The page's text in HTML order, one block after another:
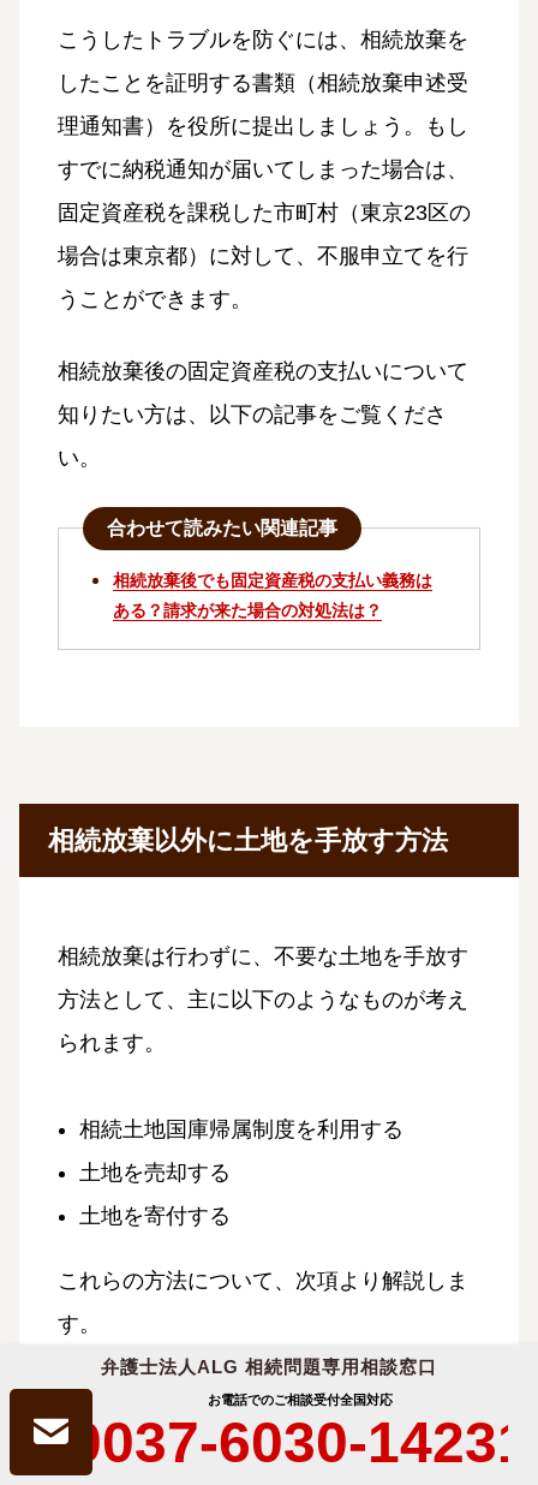
弁護士法人ALG 相続問題専用相談窓口
お電話でのご相談受付全国対応
0037-6030-14231
こうしたトラブルを防ぐには、相続放棄を
したことを証明する書類（相続放棄申述受
理通知書）を役所に提出しましょう。もし
すでに納税通知が届いてしまった場合は、
固定資産税を課税した市町村（東京23区の
場合は東京都）に対して、不服申立てを行
うことができます。
相続放棄後の固定資産税の支払いについて
知りたい方は、以下の記事をご覧くださ
い。
合わせて読みたい関連記事
相続放棄後でも固定資産税の支払い義務は
ある？請求が来た場合の対処法は？
相続放棄以外に土地を手放す方法
相続放棄は行わずに、不要な土地を手放す
方法として、主に以下のようなものが考え
られます。
相続土地国庫帰属制度を利用する
土地を売却する
土地を寄付する
これらの方法について、次項より解説しま
す。
相続土地国庫帰属制度を利用する